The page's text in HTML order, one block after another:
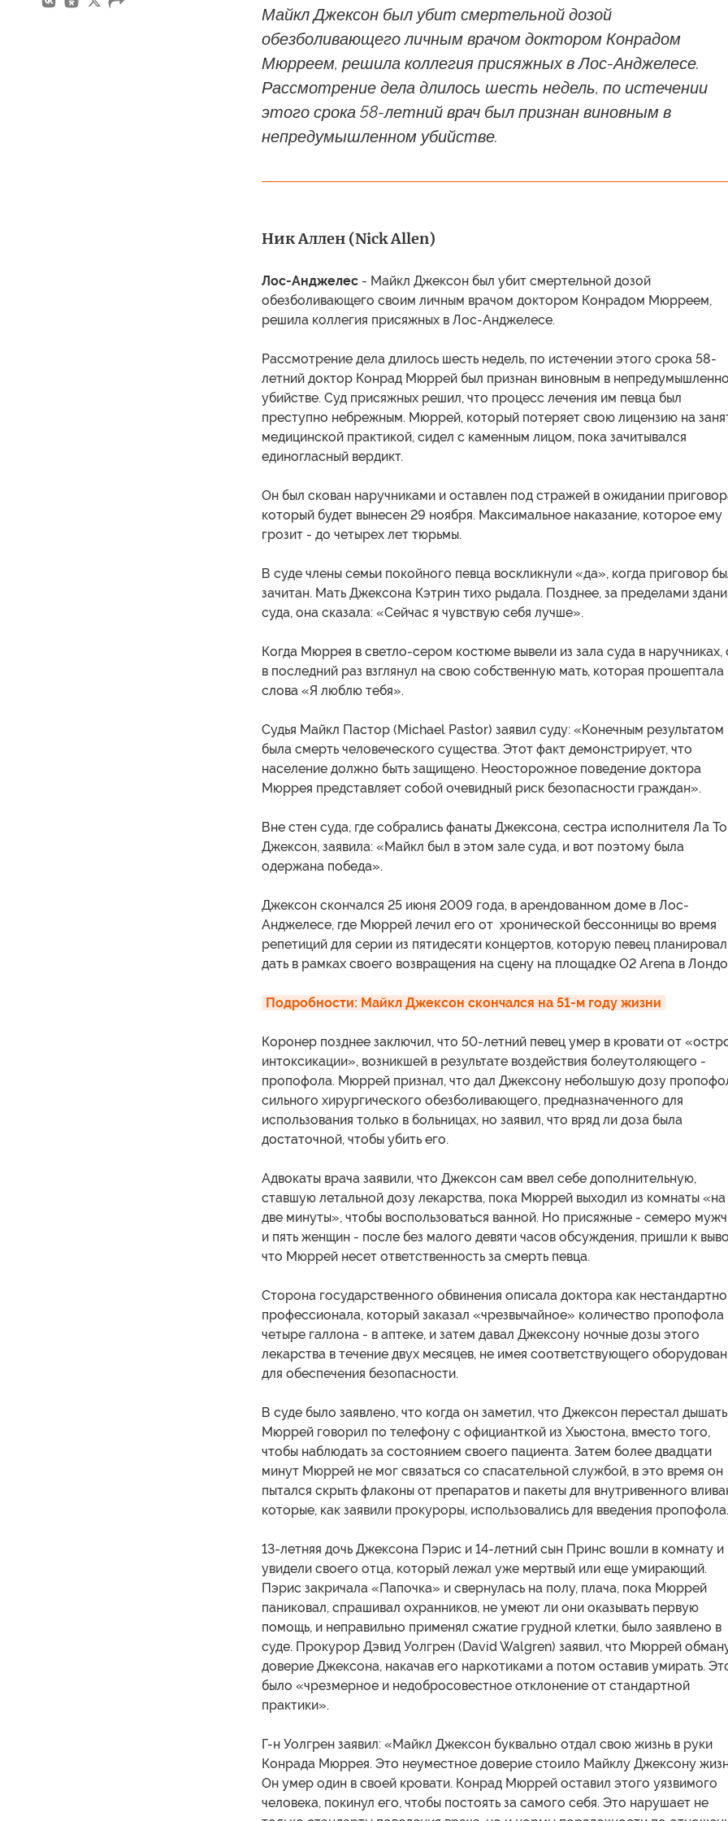
Майкл Джексон был убит смертельной дозой
обезболивающего личным врачом доктором Конрадом
Мюрреем, решила коллегия присяжных в Лос-Анджелесе.
Рассмотрение дела длилось шесть недель, по истечении
этого срока 58-летний врач был признан виновным в
непредумышленном убийстве.
Ник Аллен (Nick Allen)
Лос-Анджелес - Майкл Джексон был убит смертельной дозой
обезболивающего своим личным врачом доктором Конрадом Мюрреем,
решила коллегия присяжных в Лос-Анджелесе.
Рассмотрение дела длилось шесть недель, по истечении этого срока 58-
летний доктор Конрад Мюррей был признан виновным в
убийстве. Суд присяжных решил, что процесс лечения им певца был
преступно небрежным. Мюррей, который потеряет свою лицензию на
медицинской практикой, сидел с каменным лицом, пока зачитывался
единогласный вердикт.
Он был скован наручниками и оставлен под стражей в ожидании
который будет вынесен 29 ноября. Максимальное наказание, которое ему
грозит - до четырех лет тюрьмы.
В суде члены семьи покойного певца воскликнули «да», когда приговор
зачитан. Мать Джексона Кэтрин тихо рыдала. Позднее, за пределами
суда, она сказала: «Сейчас я чувствую себя лучше».
Когда Мюррея в светло-сером костюме вывели из зала суда в наручниках,
в последний раз взглянул на свою собственную мать, которая прошептала
слова «Я люблю тебя».
Судья Майкл Пастор (Michael Pastor) заявил суду: «Конечным результатом
была смерть человеческого существа. Этот факт демонстрирует, что
население должно быть защищено. Неосторожное поведение доктора
Мюррея представляет собой очевидный риск безопасности граждан».
Вне стен суда, где собрались фанаты Джексона, сестра исполнителя Ла
Джексон, заявила: «Майкл был в этом зале суда, и вот поэтому была
одержана победа».
Джексон скончался 25 июня 2009 года, в арендованном доме в Лос-
Анджелесе, где Мюррей лечил его от хронической бессонницы во время
репетиций для серии из пятидесяти концертов, которую певец планировал
дать в рамках своего возвращения на сцену на площадке O2 Arena в
Подробности: Майкл Джексон скончался на 51-м году жизни
Коронер позднее заключил, что 50-летний певец умер в кровати от
интоксикации», возникшей в результате воздействия болеутоляющего -
пропофола. Мюррей признал, что дал Джексону небольшую дозу
сильного хирургического обезболивающего, предназначенного для
использования только в больницах, но заявил, что вряд ли доза была
достаточной, чтобы убить его.
Адвокаты врача заявили, что Джексон сам ввел себе дополнительную,
ставшую летальной дозу лекарства, пока Мюррей выходил из комнаты «на
две минуты», чтобы воспользоваться ванной. Но присяжные - семеро
и пять женщин - после без малого девяти часов обсуждения, пришли к
что Мюррей несет ответственность за смерть певца.
Сторона государственного обвинения описала доктора как
профессионала, который заказал «чрезвычайное» количество пропофола
четыре галлона - в аптеке, и затем давал Джексону ночные дозы этого
лекарства в течение двух месяцев, не имея соответствующего
для обеспечения безопасности.
В суде было заявлено, что когда он заметил, что Джексон перестал
Мюррей говорил по телефону с официанткой из Хьюстона, вместо того,
чтобы наблюдать за состоянием своего пациента. Затем более двадцати
минут Мюррей не мог связаться со спасательной службой, в это время он
пытался скрыть флаконы от препаратов и пакеты для внутривенного
которые, как заявили прокуроры, использовались для введения пропофола.
13-летняя дочь Джексона Пэрис и 14-летний сын Принс вошли в комнату и
увидели своего отца, который лежал уже мертвый или еще умирающий.
Пэрис закричала «Папочка» и свернулась на полу, плача, пока Мюррей
паниковал, спрашивал охранников, не умеют ли они оказывать первую
помощь, и неправильно применял сжатие грудной клетки, было заявлено в
суде. Прокурор Дэвид Уолгрен (David Walgren) заявил, что Мюррей
доверие Джексона, накачав его наркотиками а потом оставив умирать.
было «чрезмерное и недобросовестное отклонение от стандартной
практики».
Г-н Уолгрен заявил: «Майкл Джексон буквально отдал свою жизнь в руки
Конрада Мюррея. Это неуместное доверие стоило Майклу Джексону
Он умер один в своей кровати. Конрад Мюррей оставил этого уязвимого
человека, покинул его, чтобы постоять за самого себя. Это нарушает не